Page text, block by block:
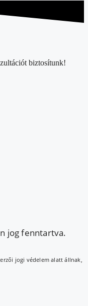
biztosítunk!
jog fenntartva.
jogi védelem alatt állnak,